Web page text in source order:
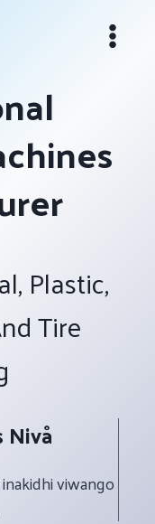
Plastic,
Tire
Nivå
viwango